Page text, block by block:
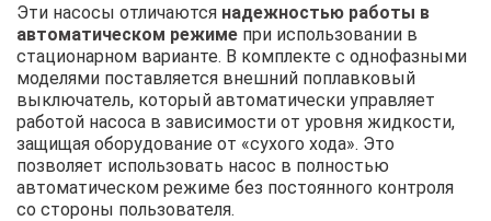
Эти насосы отличаются надежностью работы в
автоматическом режиме при использовании в
стационарном варианте. В комплекте с однофазными
моделями поставляется внешний поплавковый
выключатель, который автоматически управляет
работой насоса в зависимости от уровня жидкости,
защищая оборудование от «сухого хода». Это
позволяет использовать насос в полностью
автоматическом режиме без постоянного контроля
со стороны пользователя.